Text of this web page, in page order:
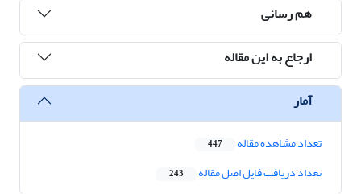
هم رسانی
ارجاع به این مقاله
آمار
تعداد مشاهده مقاله 447
تعداد دریافت فایل اصل مقاله 243